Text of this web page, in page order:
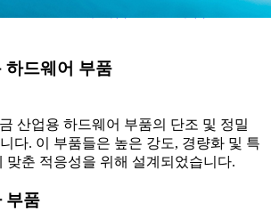
하드웨어 부품
산업용 하드웨어 부품의 단조 및 정밀
다. 이 부품들은 높은 강도, 경량화 및 특
맞춘 적응성을 위해 설계되었습니다.
부품